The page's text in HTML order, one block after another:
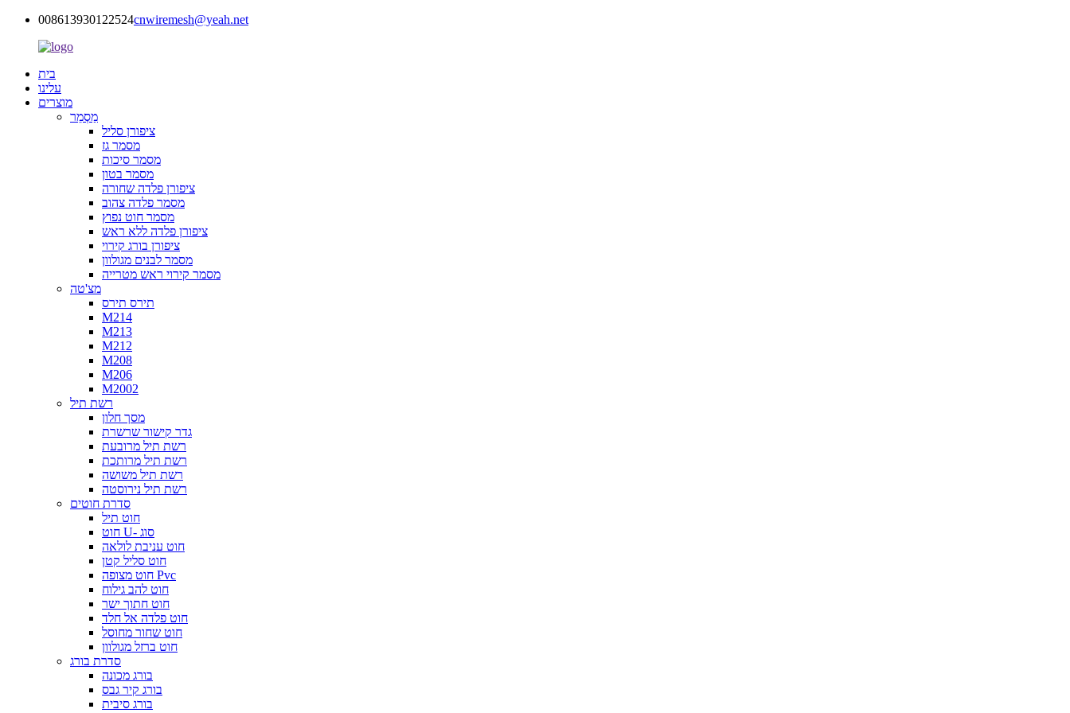
008613930122524cnwiremesh@yeah.net
בית
עלינו
מוצרים
מַסְמֵר
ציפורן סליל
מסמר גז
מסמר סיכות
מסמר בטון
ציפורן פלדה שחורה
מסמר פלדה צהוב
מסמר חוט נפוץ
ציפורן פלדה ללא ראש
ציפורן בורג קירוי
מסמר לבנים מגולוון
מסמר קירוי ראש מטרייה
מצ'טה
תירס תירס
M214
M213
M212
M208
M206
M2002
רשת תיל
מסך חלון
גדר קישור שרשרת
רשת תיל מרובעת
רשת תיל מרותכת
רשת תיל משושה
רשת תיל נירוסטה
סדרת חוטים
חוט תיל
חוט U- סוג
חוט עניבת לולאה
חוט סליל קטן
חוט מצופה Pvc
חוט להב גילוח
חוט חתוך ישר
חוט פלדה אל חלד
חוט שחור מחוסל
חוט ברזל מגולוון
סדרת בורג
בורג מכונה
בורג קיר גבס
בורג סיבית